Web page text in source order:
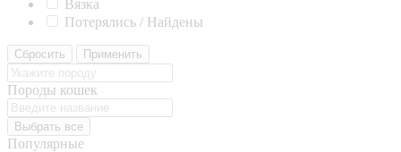
Вязка
Потерялись / Найдены
Сбросить Применить
Породы кошек
Выбрать все
Популярные